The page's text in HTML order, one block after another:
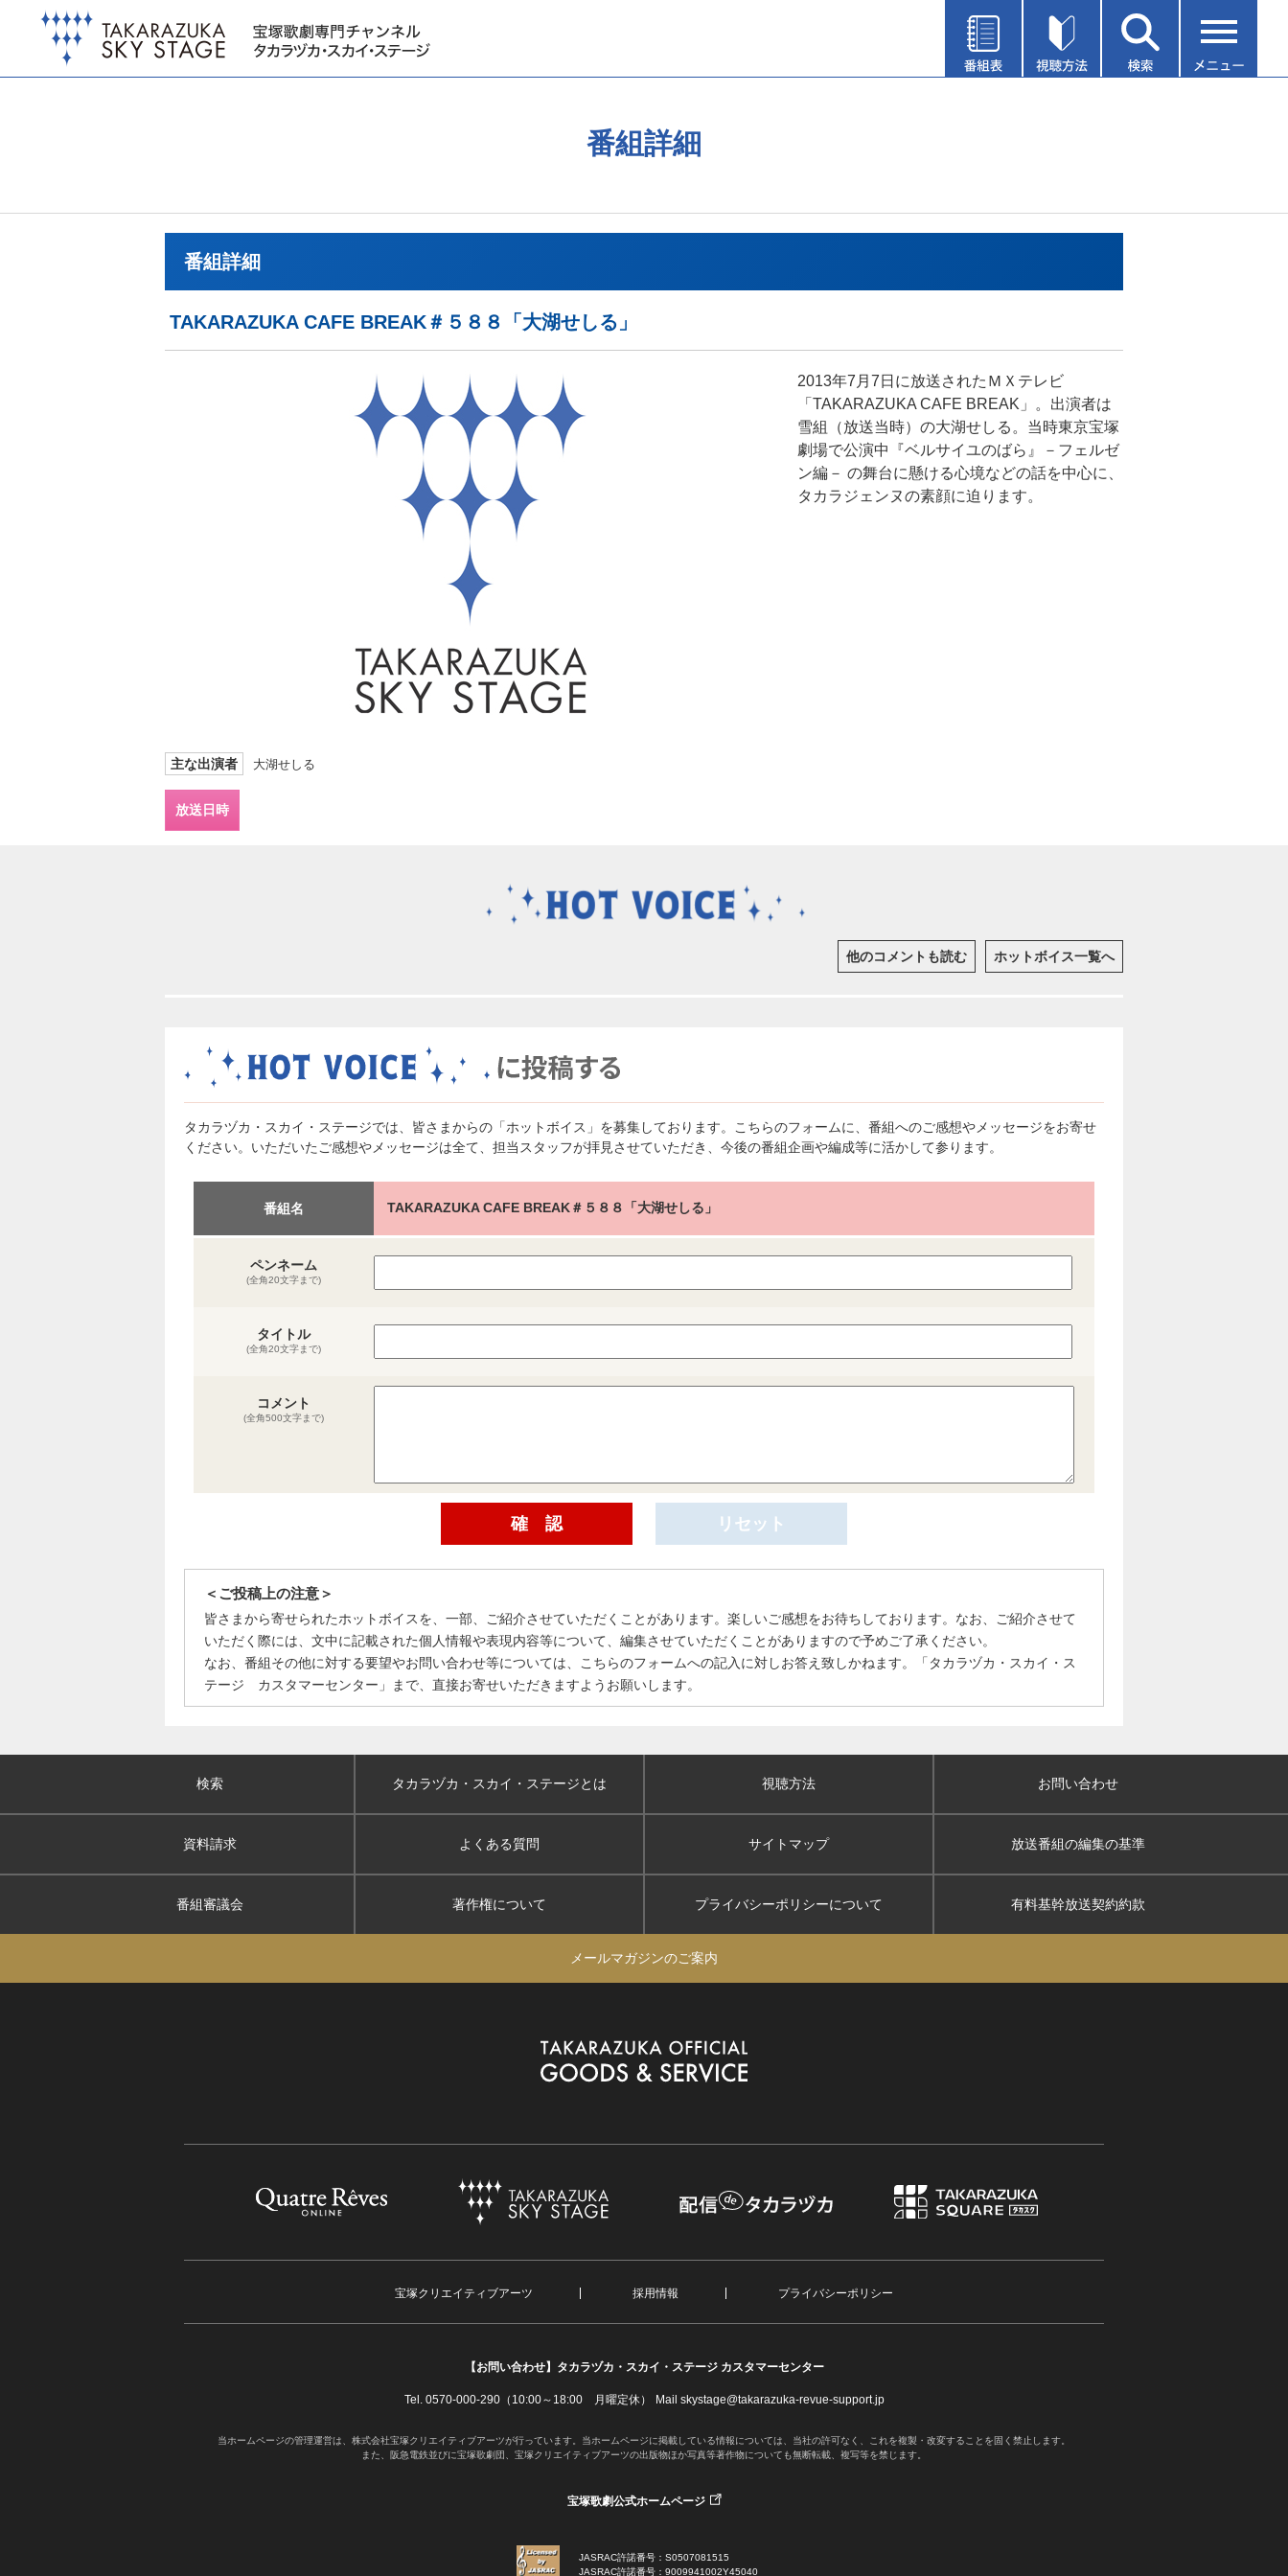
番組詳細
番組詳細
TAKARAZUKA CAFE BREAK＃５８８「大湖せしる」
2013年7月7日に放送されたＭＸテレビ
「TAKARAZUKA CAFE BREAK」。出演者は
雪組（放送当時）の大湖せしる。当時東京宝塚
劇場で公演中『ベルサイユのばら』－フェルゼ
ン編－ の舞台に懸ける心境などの話を中心に、
タカラジェンヌの素顔に迫ります。
主な出演者 大湖せしる
放送日時
他のコメントも読む ホットボイス一覧へ
タカラヅカ・スカイ・ステージでは、皆さまからの「ホットボイス」を募集しております。こちらのフォームに、番組へのご感想やメッセージをお寄せ
ください。いただいたご感想やメッセージは全て、担当スタッフが拝見させていただき、今後の番組企画や編成等に活かして参ります。
番組名 TAKARAZUKA CAFE BREAK＃５８８「大湖せしる」
ペンネーム
(全角20文字まで)
タイトル
(全角20文字まで)
コメント
(全角500文字まで)
＜ご投稿上の注意＞
皆さまから寄せられたホットボイスを、一部、ご紹介させていただくことがあります。楽しいご感想をお待ちしております。なお、ご紹介させて
いただく際には、文中に記載された個人情報や表現内容等について、編集させていただくことがありますので予めご了承ください。
なお、番組その他に対する要望やお問い合わせ等については、こちらのフォームへの記入に対しお答え致しかねます。「タカラヅカ・スカイ・ス
テージ カスタマーセンター」まで、直接お寄せいただきますようお願いします。
検索 タカラヅカ・スカイ ・ステージとは 視聴方法 お問い合わせ
資料請求 よくある質問 サイトマップ 放送番組の編集の基準
番組審議会 著作権について プライバシーポリシーについて 有料基幹放送契約約款
メールマガジンのご案内
宝塚クリエイティブアーツ 採用情報 プライバシーポリシー
【お問い合わせ】 タカラヅカ・スカイ・ステージ カスタマーセンター
Tel. 0570-000-290（10:00～18:00 月曜定休） Mail skystage@takarazuka-revue-support.jp
当ホームページの管理運営は、株式会社宝塚クリエイティブアーツが行っています。当ホームページに掲載している情報については、当社の許可なく、これを複製・改変することを固く禁止します。
また、阪急電鉄並びに宝塚歌劇団、宝塚クリエイティブアーツの出版物ほか写真等著作物についても無断転載、複写等を禁じます。
宝塚歌劇公式ホームページ
JASRAC許諾番号：S0507081515
JASRAC許諾番号：9009941002Y45040